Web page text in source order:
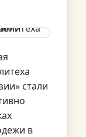
стали
в